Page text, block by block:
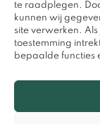
te raadplegen.
kunnen wij
site verwerken.
toestemming
bepaalde functies